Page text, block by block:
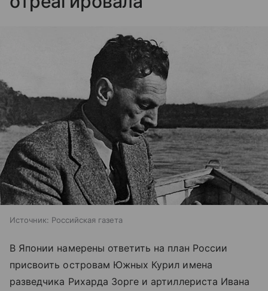
Источник: Российская газета
В Японии намерены ответить на план России
присвоить островам Южных Курил имена
разведчика Рихарда Зорге и артиллериста Ивана